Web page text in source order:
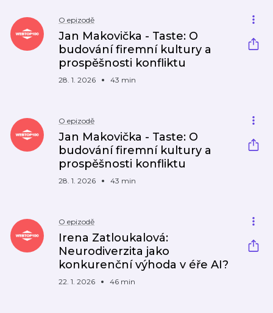
O epizodě
Jan Makovička - Taste: O
budování firemní kultury a
prospěšnosti konfliktu
28. 1. 2026 43 min
O epizodě
Jan Makovička - Taste: O
budování firemní kultury a
prospěšnosti konfliktu
28. 1. 2026 43 min
O epizodě
Irena Zatloukalová:
Neurodiverzita jako
konkurenční výhoda v éře AI?
22. 1. 2026 46 min